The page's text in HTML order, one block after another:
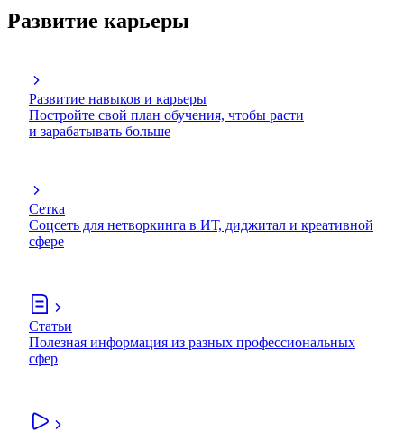
Развитие карьеры
Развитие навыков и карьеры
Постройте свой план обучения, чтобы расти
и зарабатывать больше
Сетка
Соцсеть для нетворкинга в ИТ, диджитал и креативной
сфере
Статьи
Полезная информация из разных профессиональных
сфер